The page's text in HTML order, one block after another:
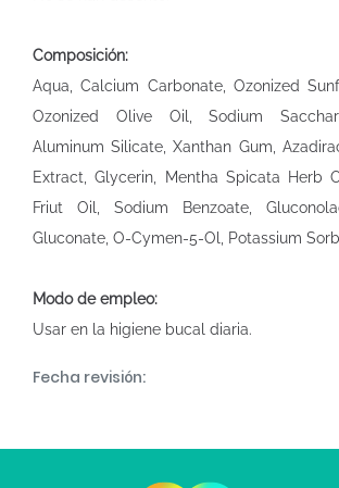
Composición:
Aqua, Calcium Carbonate, Ozonized
Ozonized Olive Oil, Sodium
Aluminum Silicate, Xanthan Gum,
Extract, Glycerin, Mentha Spicata Herb
Friut Oil, Sodium Benzoate,
Gluconate, O-Cymen-5-Ol, Potassium
Modo de empleo:
Usar en la higiene bucal diaria.
Fecha revisión: